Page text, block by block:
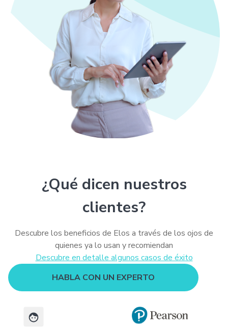
¿Qué dicen nuestros
clientes?
Descubre los beneficios de Elos a través de los ojos de
quienes ya lo usan y recomiendan
Descubre en detalle algunos casos de éxito
HABLA CON UN EXPERTO